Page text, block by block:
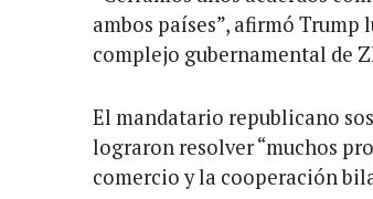
ambos países”, afirmó Trump
complejo gubernamental de
El mandatario republicano
lograron resolver “muchos
comercio y la cooperación